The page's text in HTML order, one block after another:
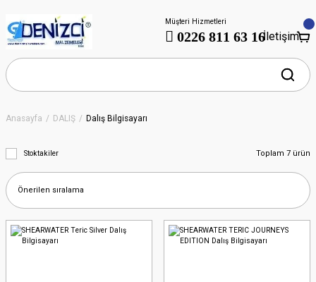
Müşteri Hizmetleri
0226 811 63 16İletişim
Anasayfa DALIŞ Dalış Bilgisayarı
Stoktakiler Toplam 7 ürün